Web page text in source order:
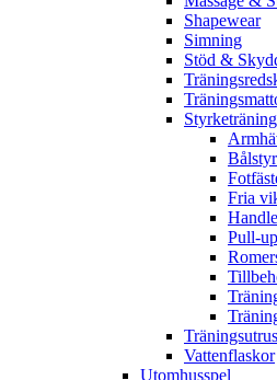
Shapewear
Simning
Stöd &
Styrketräning
Fria
Pull-up
Vattenflaskor
Utomhusspel